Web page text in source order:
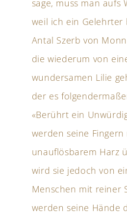
sage, muss man aufs
weil ich ein Gelehrter
Antal Szerb von
die wiederum von
wundersamen Lilie
der es
«Berührt ein
werden seine
unauflösbarem Harz
wird sie jedoch von
Menschen mit reiner
werden seine Hände